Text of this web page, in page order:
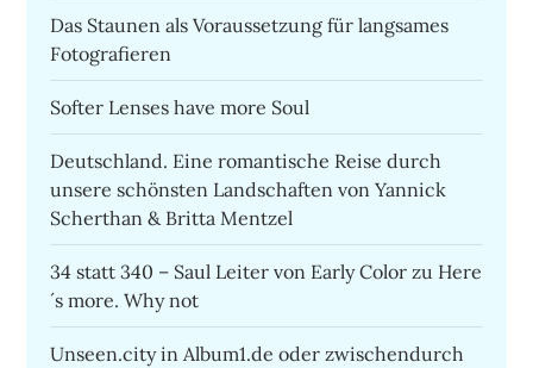
Das Staunen als Voraussetzung für langsames
Fotografieren
Softer Lenses have more Soul
Deutschland. Eine romantische Reise durch
unsere schönsten Landschaften von Yannick
Scherthan & Britta Mentzel
34 statt 340 – Saul Leiter von Early Color zu Here
´s more. Why not
Unseen.city in Album1.de oder zwischendurch